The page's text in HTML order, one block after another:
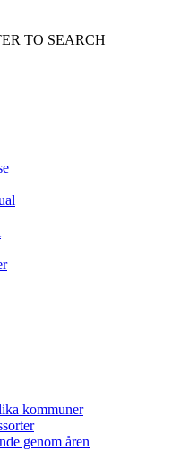
TO SEARCH
kommuner
genom åren